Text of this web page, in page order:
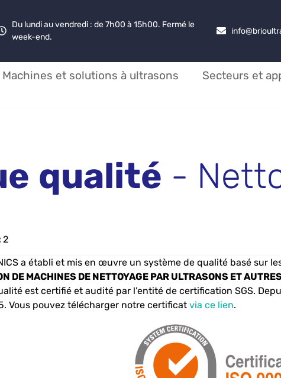
Du lundi au vendredi : de 7h00 à 15h00. Fermé le
week-end.
Machines et solutions à ultrasons Secteurs et
qualité -
2
a établi et mis en œuvre un système de qualité basé sur
DE MACHINES DE NETTOYAGE PAR ULTRASONS ET
est certifié et audité par l’entité de certification SGS.
Vous pouvez télécharger notre certificat via ce lien.